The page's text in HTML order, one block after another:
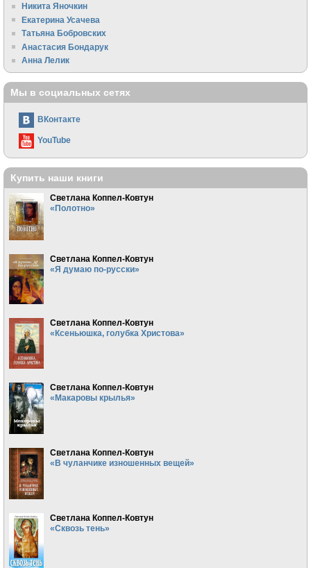
Никита Яночкин
Екатерина Усачева
Татьяна Бобровских
Анастасия Бондарук
Анна Лелик
Мы в социальных сетях
ВКонтакте
YouTube
Купить наши книги
Светлана Коппел-Ковтун
«Полотно»
Светлана Коппел-Ковтун
«Я думаю по-русски»
Светлана Коппел-Ковтун
«Ксеньюшка, голубка Христова»
Светлана Коппел-Ковтун
«Макаровы крылья»
Светлана Коппел-Ковтун
«В чуланчике изношенных вещей»
Светлана Коппел-Ковтун
«Сквозь тень»